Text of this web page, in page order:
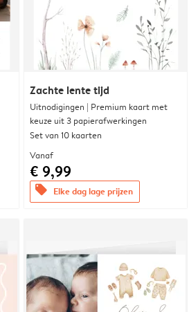
Zachte lente tijd
Uitnodigingen | Premium kaart met
keuze uit 3 papierafwerkingen
Set van 10 kaarten
Vanaf
€ 9,99
offers Elke dag lage prijzen